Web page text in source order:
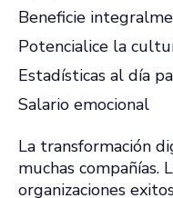
Beneficie
Potencialice la
Estadísticas al día
Salario emocional
La transformación
muchas compañías.
organizaciones